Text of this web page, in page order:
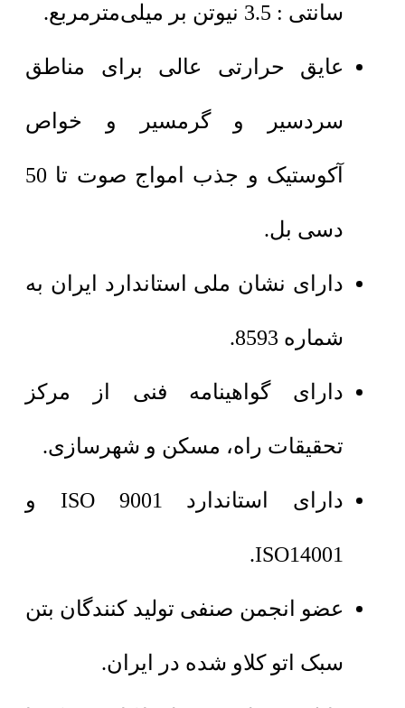
سانتی : 3.5 نیوتن بر میلی‌مترمربع.
عایق حرارتی عالی برای مناطق
سردسیر و گرمسیر و خواص
آکوستیک و جذب امواج صوت تا 50
دسی بل.
دارای نشان ملی استاندارد ایران به
شماره 8593.
دارای گواهینامه فنی از مرکز
تحقیقات راه، مسکن و شهرسازی.
دارای استاندارد ISO 9001 و
ISO14001.
عضو انجمن صنفی تولید کنندگان بتن
سبک اتو کلاو شده در ایران.